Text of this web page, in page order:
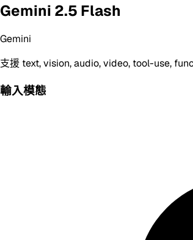
Gemini 2.5 Flash
Gemini
支援 text, vision, audio, video, tool-use,
輸入模態